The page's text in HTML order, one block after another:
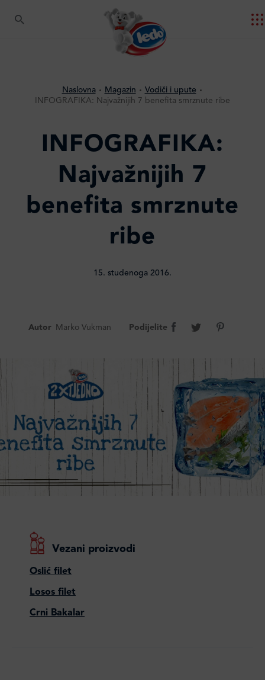
Naslovna Magazin
Vodiči i upute
INFOGRAFIKA: Najvažnijih 7 benefita smrznute ribe
INFOGRAFIKA:
Najvažnijih 7
benefita smrznute
ribe
15. studenoga 2016.
Autor Marko Vukman Podijelite
Vezani proizvodi
Oslić filet
Losos filet
Crni Bakalar